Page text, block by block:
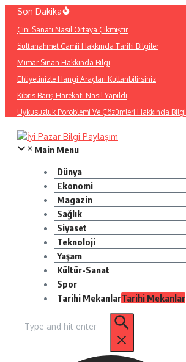
İçeriğe
Son Dakika
Çini Sanatı Nasıl Ortaya Çıkmıştır
Sultanahmet Camii Hakkında Tarihi Bilgiler
Mimar Sinan Hakkında Bilgi
Ehliyetinizle Hangi Araçları Kullanbilirsiniz
Kıbrıs Barış Harekatı Nasıl Yapıldı
Uykusuzluk Poroblemi Ve Çözümleri Hakkında Bilgi
Main Menu
Dünya
Ekonomi
Magazin
Sağlık
Siyaset
Teknoloji
Yaşam
Kültür-Sanat
Spor
Tarihi MekanlarTarihi Mekanlar